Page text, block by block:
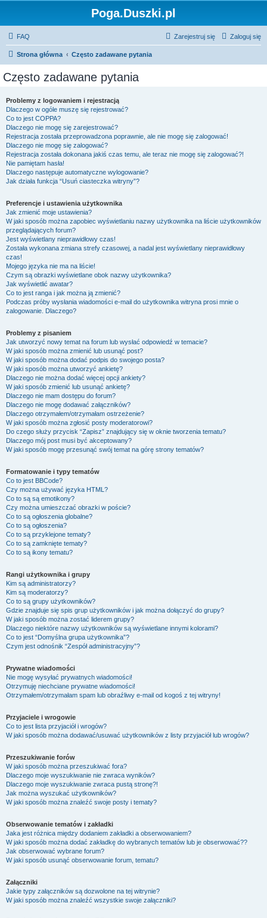
Poga.Duszki.pl
FAQ Zaloguj się
Zarejestruj się
Strona główna Często zadawane pytania
Często zadawane pytania
Problemy z logowaniem i rejestracją
Dlaczego w ogóle muszę się rejestrować?
Co to jest COPPA?
Dlaczego nie mogę się zarejestrować?
Rejestracja została przeprowadzona poprawnie, ale nie mogę się zalogować!
Dlaczego nie mogę się zalogować?
Rejestracja została dokonana jakiś czas temu, ale teraz nie mogę się zalogować?!
Nie pamiętam hasła!
Dlaczego następuje automatyczne wylogowanie?
Jak działa funkcja “Usuń ciasteczka witryny”?
Preferencje i ustawienia użytkownika
Jak zmienić moje ustawienia?
W jaki sposób można zapobiec wyświetlaniu nazwy użytkownika na liście użytkowników
przeglądających forum?
Jest wyświetlany nieprawidłowy czas!
Została wykonana zmiana strefy czasowej, a nadal jest wyświetlany nieprawidłowy
czas!
Mojego języka nie ma na liście!
Czym są obrazki wyświetlane obok nazwy użytkownika?
Jak wyświetlić awatar?
Co to jest ranga i jak można ją zmienić?
Podczas próby wysłania wiadomości e-mail do użytkownika witryna prosi mnie o
zalogowanie. Dlaczego?
Problemy z pisaniem
Jak utworzyć nowy temat na forum lub wysłać odpowiedź w temacie?
W jaki sposób można zmienić lub usunąć post?
W jaki sposób można dodać podpis do swojego posta?
W jaki sposób można utworzyć ankietę?
Dlaczego nie można dodać więcej opcji ankiety?
W jaki sposób zmienić lub usunąć ankietę?
Dlaczego nie mam dostępu do forum?
Dlaczego nie mogę dodawać załączników?
Dlaczego otrzymałem/otrzymałam ostrzeżenie?
W jaki sposób można zgłosić posty moderatorowi?
Do czego służy przycisk “Zapisz” znajdujący się w oknie tworzenia tematu?
Dlaczego mój post musi być akceptowany?
W jaki sposób mogę przesunąć swój temat na górę strony tematów?
Formatowanie i typy tematów
Co to jest BBCode?
Czy można używać języka HTML?
Co to są są emotikony?
Czy można umieszczać obrazki w poście?
Co to są ogłoszenia globalne?
Co to są ogłoszenia?
Co to są przyklejone tematy?
Co to są zamknięte tematy?
Co to są ikony tematu?
Rangi użytkownika i grupy
Kim są administratorzy?
Kim są moderatorzy?
Co to są grupy użytkowników?
Gdzie znajduje się spis grup użytkowników i jak można dołączyć do grupy?
W jaki sposób można zostać liderem grupy?
Dlaczego niektóre nazwy użytkowników są wyświetlane innymi kolorami?
Co to jest “Domyślna grupa użytkownika”?
Czym jest odnośnik “Zespół administracyjny”?
Prywatne wiadomości
Nie mogę wysyłać prywatnych wiadomości!
Otrzymuję niechciane prywatne wiadomości!
Otrzymałem/otrzymałam spam lub obraźliwy e-mail od kogoś z tej witryny!
Przyjaciele i wrogowie
Co to jest lista przyjaciół i wrogów?
W jaki sposób można dodawać/usuwać użytkowników z listy przyjaciół lub wrogów?
Przeszukiwanie forów
W jaki sposób można przeszukiwać fora?
Dlaczego moje wyszukiwanie nie zwraca wyników?
Dlaczego moje wyszukiwanie zwraca pustą stronę?!
Jak można wyszukać użytkowników?
W jaki sposób można znaleźć swoje posty i tematy?
Obserwowanie tematów i zakładki
Jaka jest różnica między dodaniem zakładki a obserwowaniem?
W jaki sposób można dodać zakładkę do wybranych tematów lub je obserwować??
Jak obserwować wybrane forum?
W jaki sposób usunąć obserwowanie forum, tematu?
Załączniki
Jakie typy załączników są dozwolone na tej witrynie?
W jaki sposób można znaleźć wszystkie swoje załączniki?